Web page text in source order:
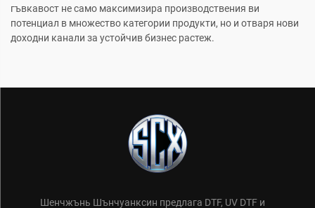
гъвкавост не само максимизира производствения ви
потенциал в множество категории продукти, но и отваря нови
доходни канали за устойчив бизнес растеж.
Шенчжънь Шънчуанксин предлага DTF, UV DTF и